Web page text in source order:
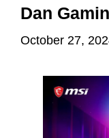
Dan
October 27,